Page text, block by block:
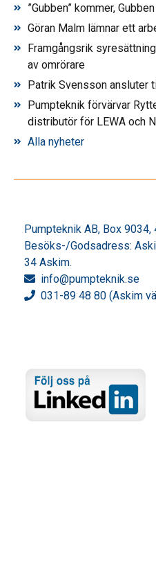
”Gubben” kommer,
Göran Malm lämnar ett
Framgångsrik
av omrörare
Patrik Svensson ansluter
Pumpteknik förvärvar
distributör för LEWA och
Alla nyheter
Pumpteknik AB, Box 9034,
Besöks-/Godsadress:
34 Askim.
info@pumpteknik.se
031-89 48 80 (Askim